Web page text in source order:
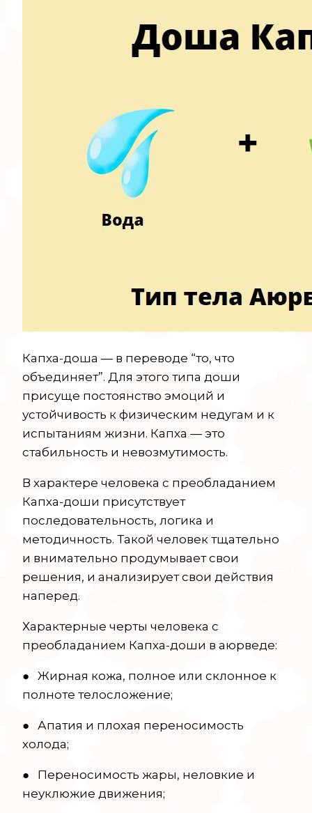
Капха-доша — в переводе “то, что
объединяет”. Для этого типа доши
присуще постоянство эмоций и
устойчивость к физическим недугам и к
испытаниям жизни. Капха — это
стабильность и невозмутимость.
В характере человека с преобладанием
Капха-доши присутствует
последовательность, логика и
методичность. Такой человек тщательно
и внимательно продумывает свои
решения, и анализирует свои действия
наперед.
Характерные черты человека с
преобладанием Капха-доши в аюрведе:
● Жирная кожа, полное или склонное к
полноте телосложение;
● Апатия и плохая переносимость
холода;
● Переносимость жары, неловкие и
неуклюжие движения;